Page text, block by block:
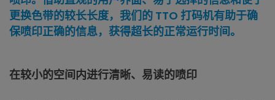
更换色带的较长长度，我们的 TTO 打码机有助于确
保喷印正确的信息，获得超长的正常运行时间。
在较小的空间内进行清晰、易读的喷印